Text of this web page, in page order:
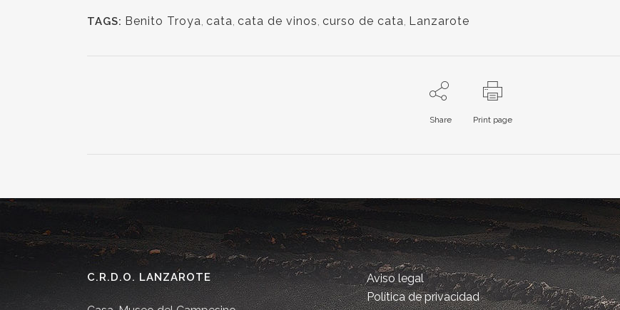
TAGS: Benito Troya cata cata de vinos curso de cata Lanzarote
Share Print page
C.R.D.O. LANZAROTE
Aviso legal
Política de privacidad